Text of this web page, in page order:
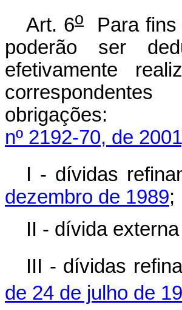
Art. 6o
Para fins
poderão ser
efetivamente
nº 2192-70, de
I - dívidas
dezembro de 1989;
II - dívida
III - dívidas
de 24 de julho de